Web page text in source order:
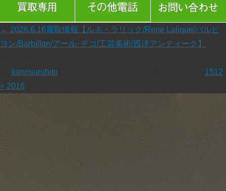
← 2026.6.16買取情報【ルネ・ラリック/Rene Lalique/バルビ
ヨン/Barbillon/アール･デコ/工芸美術/西洋アンティーク】
kanrisuruhito
1512
× 2016